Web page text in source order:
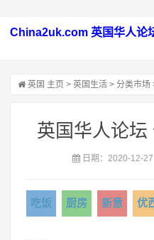
China2uk.com 英国华人论
英国 主页 > 英国生活 > 分类市场
英国华人论坛
日期：2020-12-27
吃饭 厨房 新意 优